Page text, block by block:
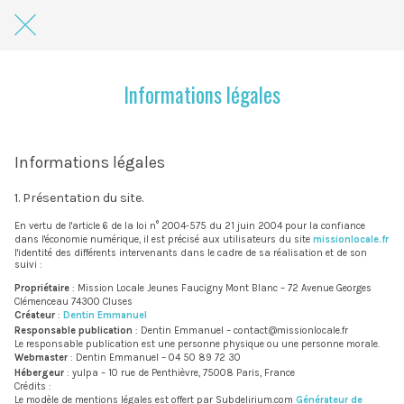
Informations légales
Informations légales
1. Présentation du site.
En vertu de l'article 6 de la loi n° 2004-575 du 21 juin 2004 pour la confiance
dans l'économie numérique, il est précisé aux utilisateurs du site missionlocale.fr
l'identité des différents intervenants dans le cadre de sa réalisation et de son
suivi :
Propriétaire : Mission Locale Jeunes Faucigny Mont Blanc – 72 Avenue Georges
Clémenceau 74300 Cluses
Créateur : Dentin Emmanuel
Responsable publication : Dentin Emmanuel – contact@missionlocale.fr
Le responsable publication est une personne physique ou une personne morale.
Webmaster : Dentin Emmanuel – 04 50 89 72 30
Hébergeur : yulpa – 10 rue de Penthièvre, 75008 Paris, France
Crédits :
Le modèle de mentions légales est offert par Subdelirium.com Générateur de